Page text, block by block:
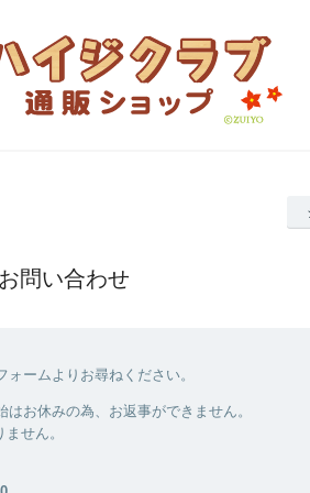
お問い合わせ
ームよりお尋ねください。
お休みの為、お返事ができません。
せん。